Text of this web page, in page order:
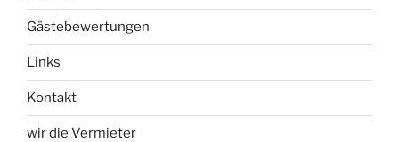
Gästebewertungen
Links
Kontakt
wir die Vermieter